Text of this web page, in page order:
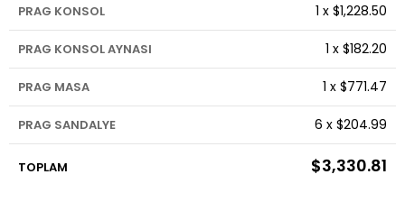
PRAG KONSOL 1 x $1,228.50
PRAG KONSOL AYNASI 1 x $182.20
PRAG MASA 1 x $771.47
PRAG SANDALYE 6 x $204.99
TOPLAM $3,330.81